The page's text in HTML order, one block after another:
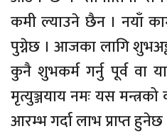
कमी ल्याउने छैन । नयाँ
पुग्नेछ । आजका लागि
कुनै शुभकर्म गर्नु पूर्व वा
मृत्युञ्जयाय नमः यस
आरम्भ गर्दा लाभ प्राप्त हुनेछ